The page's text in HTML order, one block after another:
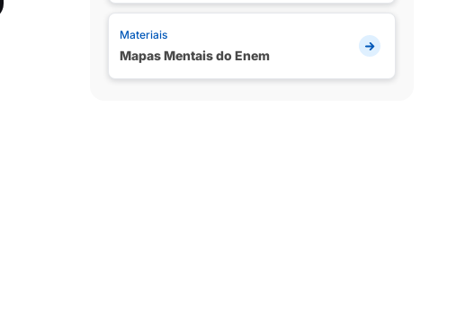
Materiais
Mapas Mentais do Enem